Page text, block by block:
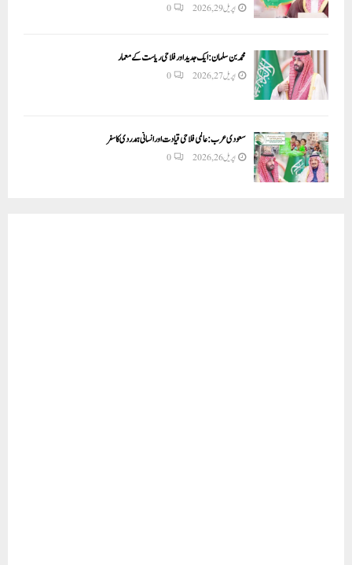
اپریل 29, 2026 0
محمد بن سلمان: ایک جدید اور فلاحی ریاست کے معمار
اپریل 27, 2026 0
سعودی عرب: عالمی فلاحی قیادت اور انسانی ہمدردی کا سفر
اپریل 26, 2026 0